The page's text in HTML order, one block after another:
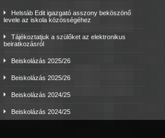
Helstáb Edit igazgató asszony beköszönő
levele az iskola közösségéhez
Tájékoztatjuk a szülőket az elektronikus
beiratkozásról
Beiskolázás 2025/26
Beiskolázás 2025/26
Beiskolázás 2024/25
Beiskolázás 2024/25